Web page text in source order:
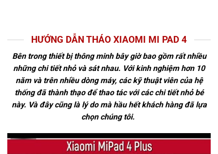
HƯỚNG DẪN THÁO XIAOMI MI PAD 4
Bên trong thiết bị thông minh bây giờ bao gồm rất nhiều
những chi tiết nhỏ và sát nhau. Với kinh nghiệm hơn 10
năm và trên nhiều dòng máy, các kỹ thuật viên của hệ
thống đã thành thạo để thao tác với các chi tiết nhỏ bé
này. Và đây cũng là lý do mà hầu hết khách hàng đã lựa
chọn chúng tôi.